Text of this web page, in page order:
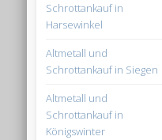
Schrottankauf in
Harsewinkel
Altmetall und
Schrottankauf in Siegen
Altmetall und
Schrottankauf in
Königswinter